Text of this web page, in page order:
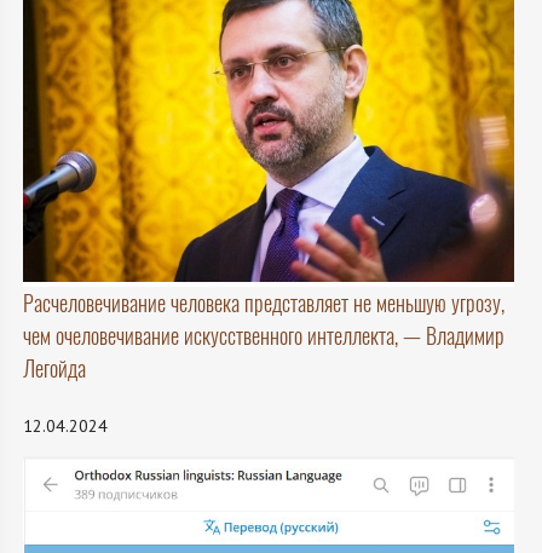
Расчеловечивание человека представляет не меньшую угрозу,
чем очеловечивание искусственного интеллекта, — Владимир
Легойда
12.04.2024